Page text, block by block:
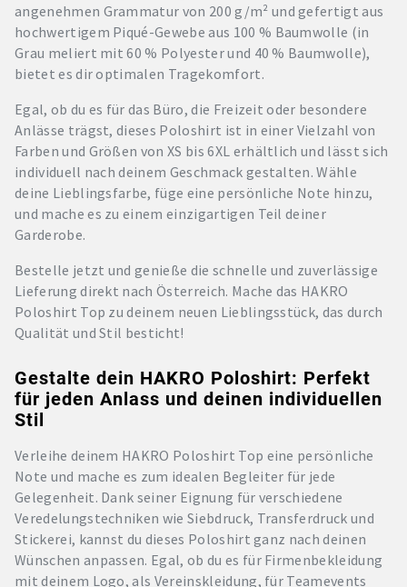
angenehmen Grammatur von 200 g/m² und gefertigt aus
hochwertigem Piqué-Gewebe aus 100 % Baumwolle (in
Grau meliert mit 60 % Polyester und 40 % Baumwolle),
bietet es dir optimalen Tragekomfort.
Egal, ob du es für das Büro, die Freizeit oder besondere
Anlässe trägst, dieses Poloshirt ist in einer Vielzahl von
Farben und Größen von XS bis 6XL erhältlich und lässt sich
individuell nach deinem Geschmack gestalten. Wähle
deine Lieblingsfarbe, füge eine persönliche Note hinzu,
und mache es zu einem einzigartigen Teil deiner
Garderobe.
Bestelle jetzt und genieße die schnelle und zuverlässige
Lieferung direkt nach Österreich. Mache das HAKRO
Poloshirt Top zu deinem neuen Lieblingsstück, das durch
Qualität und Stil besticht!
Gestalte dein HAKRO Poloshirt: Perfekt
für jeden Anlass und deinen individuellen
Stil
Verleihe deinem HAKRO Poloshirt Top eine persönliche
Note und mache es zum idealen Begleiter für jede
Gelegenheit. Dank seiner Eignung für verschiedene
Veredelungstechniken wie Siebdruck, Transferdruck und
Stickerei, kannst du dieses Poloshirt ganz nach deinen
Wünschen anpassen. Egal, ob du es für Firmenbekleidung
mit deinem Logo, als Vereinskleidung, für Teamevents